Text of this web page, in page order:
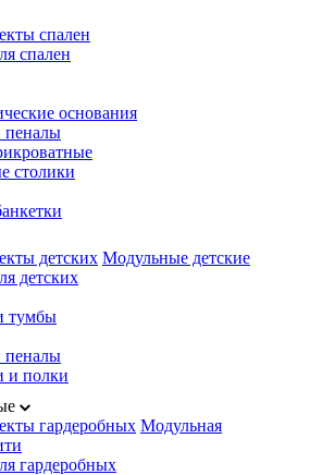
спален
спален
основания
столики
детских Модульные детские
детских
тумбы
и полки
гардеробных Модульная
гардеробных